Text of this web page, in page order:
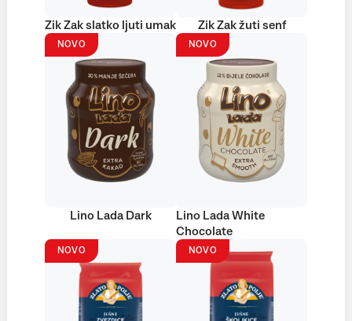
Zik Zak slatko ljuti umak Zik Zak žuti senf
NOVO
Lino Lada Dark
NOVO
Lino Lada White
Chocolate
NOVO NOVO